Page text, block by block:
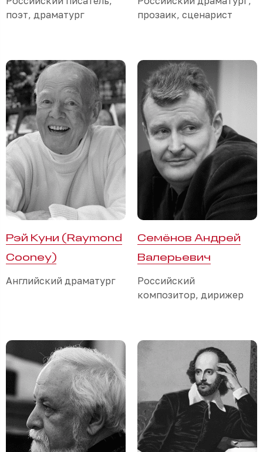
поэт, драматург
прозаик, сценарист
Рэй Куни (Raymond
Cooney)
Английский драматург
Семёнов Андрей
Валерьевич
Российский
композитор, дирижер